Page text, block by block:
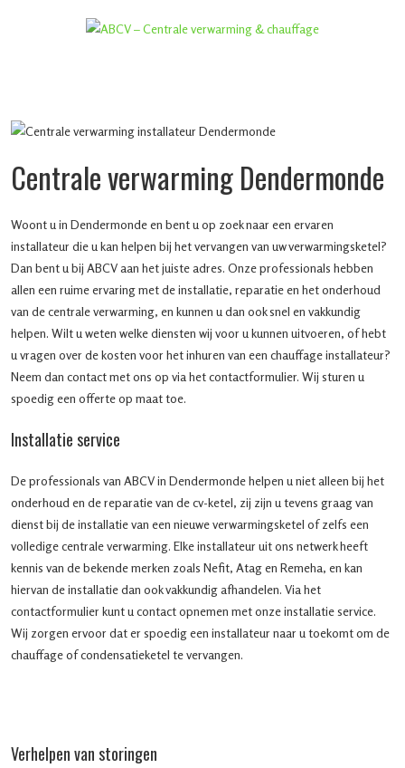
Centrale verwarming Dendermonde
Woont u in Dendermonde en bent u op zoek naar een ervaren
installateur die u kan helpen bij het vervangen van uw verwarmingsketel?
Dan bent u bij ABCV aan het juiste adres. Onze professionals hebben
allen een ruime ervaring met de installatie, reparatie en het onderhoud
van de centrale verwarming, en kunnen u dan ook snel en vakkundig
helpen. Wilt u weten welke diensten wij voor u kunnen uitvoeren, of hebt
u vragen over de kosten voor het inhuren van een chauffage installateur?
Neem dan contact met ons op via het contactformulier. Wij sturen u
spoedig een offerte op maat toe.
Installatie service
De professionals van ABCV in Dendermonde helpen u niet alleen bij het
onderhoud en de reparatie van de cv-ketel, zij zijn u tevens graag van
dienst bij de installatie van een nieuwe verwarmingsketel of zelfs een
volledige centrale verwarming. Elke installateur uit ons netwerk heeft
kennis van de bekende merken zoals Nefit, Atag en Remeha, en kan
hiervan de installatie dan ook vakkundig afhandelen. Via het
contactformulier kunt u contact opnemen met onze installatie service.
Wij zorgen ervoor dat er spoedig een installateur naar u toekomt om de
chauffage of condensatieketel te vervangen.
Verhelpen van storingen